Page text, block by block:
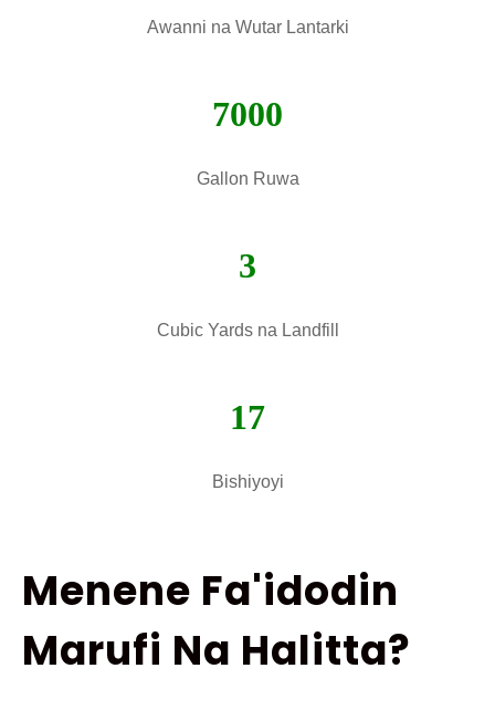
Awanni na Wutar Lantarki
7000
Gallon Ruwa
3
Cubic Yards na Landfill
17
Bishiyoyi
Menene Fa'idodin
Marufi Na Halitta?